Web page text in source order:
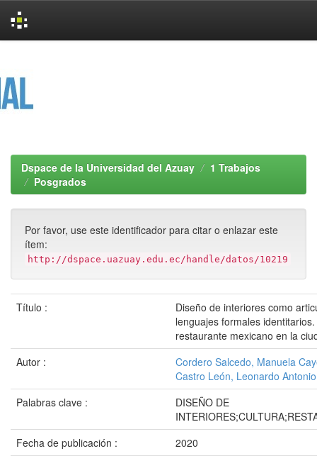
Dspace de la Universidad del Azuay
1 Trabajos
Posgrados
Por favor, use este identificador para citar o enlazar este
ítem:
http://dspace.uazuay.edu.ec/handle/datos/10219
Título :
Diseño de interiores como
lenguajes formales
restaurante mexicano en la
Autor :
Cordero Salcedo, Manuela
Castro León, Leonardo Antonio
Palabras clave :
DISEÑO DE
Fecha de publicación :
2020